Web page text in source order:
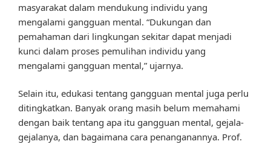
masyarakat dalam mendukung individu yang
mengalami gangguan mental. “Dukungan dan
pemahaman dari lingkungan sekitar dapat menjadi
kunci dalam proses pemulihan individu yang
mengalami gangguan mental,” ujarnya.
Selain itu, edukasi tentang gangguan mental juga perlu
ditingkatkan. Banyak orang masih belum memahami
dengan baik tentang apa itu gangguan mental, gejala-
gejalanya, dan bagaimana cara penanganannya. Prof.